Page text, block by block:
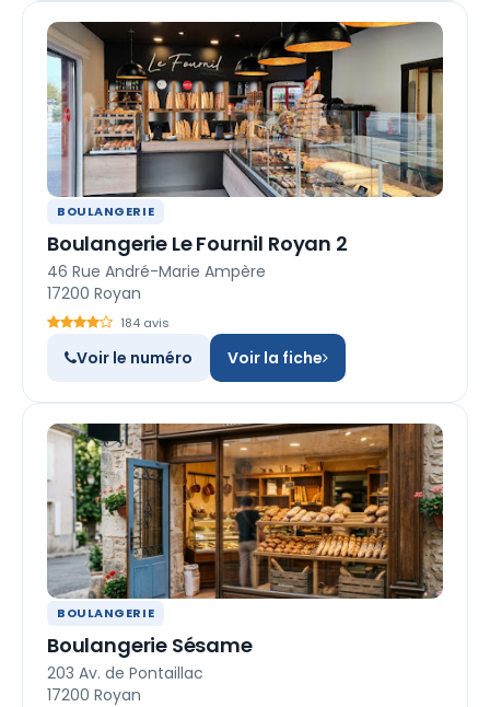
BOULANGERIE
Boulangerie Le Fournil Royan 2
46 Rue André-Marie Ampère
17200 Royan
184 avis
Voir le numéro Voir la fiche
BOULANGERIE
Boulangerie Sésame
203 Av. de Pontaillac
17200 Royan